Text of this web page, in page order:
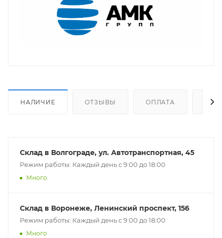
НАЛИЧИЕ ОТЗЫВЫ ОПЛАТА
Склад в Волгограде, ул. Автотранспортная, 45
Режим работы: Каждый день с 9:00 до 18:00
Много
Склад в Воронеже, Ленинский проспект, 156
Режим работы: Каждый день с 9:00 до 18:00
Много